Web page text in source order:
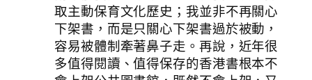
取主動保育文化歷史；我並非不再關心
下架書，而是只關心下架書過於被動，
容易被體制牽著鼻子走。再說，近年很
多值得閱讀、值得保存的香港書根本不